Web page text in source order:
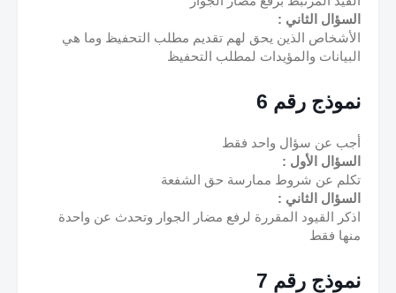
السؤال الثاني :
البيانات والمؤيدات لمطلب التحفيظ
نموذج رقم 6
أجب عن سؤال واحد فقط
السؤال الأول :
تكلم عن شروط ممارسة حق الشفعة
السؤال الثاني :
منها فقط
نموذج رقم 7